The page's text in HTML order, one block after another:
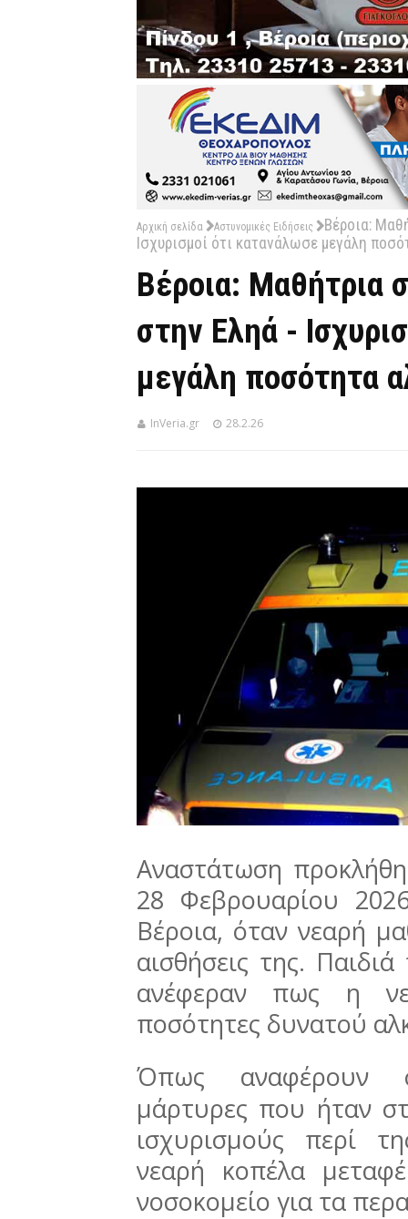
Αρχική σελίδα Αστυνομικές Ειδήσεις
Βέροια:
Ισχυρισμοί ότι κατανάλωσε μεγάλη
Βέροια: Μαθήτρια
στην Εληά -
μεγάλη ποσότητα
InVeria.gr 28.2.26
Αναστάτωση
28 Φεβρουαρίου
Βέροια, όταν νεαρή
αισθήσεις της.
ανέφεραν πως η
ποσότητες δυνατού
Όπως
μάρτυρες που ήταν
ισχυρισμούς περί
νεαρή κοπέλα
νοσοκομείο για τα